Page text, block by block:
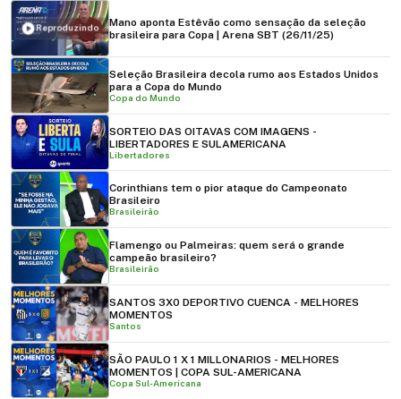
Reproduzindo
Mano aponta Estêvão como sensação da seleção
brasileira para Copa | Arena SBT (26/11/25)
Seleção Brasileira decola rumo aos Estados Unidos
para a Copa do Mundo
Copa do Mundo
SORTEIO DAS OITAVAS COM IMAGENS -
LIBERTADORES E SULAMERICANA
Libertadores
Corinthians tem o pior ataque do Campeonato
Brasileiro
Brasileirão
Flamengo ou Palmeiras: quem será o grande
campeão brasileiro?
Brasileirão
SANTOS 3X0 DEPORTIVO CUENCA - MELHORES
MOMENTOS
Santos
SÃO PAULO 1 X 1 MILLONARIOS - MELHORES
MOMENTOS | COPA SUL-AMERICANA
Copa Sul-Americana